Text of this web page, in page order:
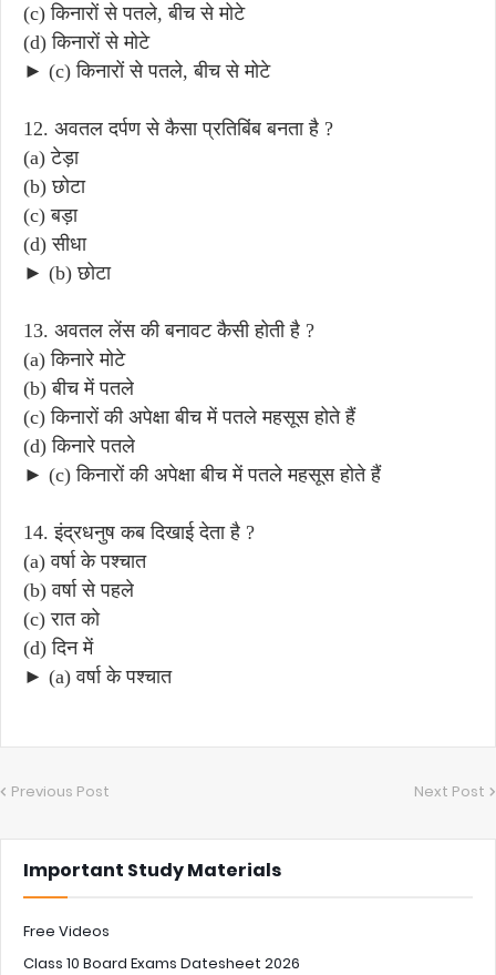
(c) किनारों से पतले, बीच से मोटे
(d) किनारों से मोटे
► (c) किनारों से पतले, बीच से मोटे
12. अवतल दर्पण से कैसा प्रतिबिंब बनता है ?
(a) टेड़ा
(b) छोटा
(c) बड़ा
(d) सीधा
► (b) छोटा
13. अवतल लेंस की बनावट कैसी होती है ?
(a) किनारे मोटे
(b) बीच में पतले
(c) किनारों की अपेक्षा बीच में पतले महसूस होते हैं
(d) किनारे पतले
► (c) किनारों की अपेक्षा बीच में पतले महसूस होते हैं
14. इंद्रधनुष कब दिखाई देता है ?
(a) वर्षा के पश्चात
(b) वर्षा से पहले
(c) रात को
(d) दिन में
► (a) वर्षा के पश्चात
Previous Post Next Post
Important Study Materials
Free Videos
Class 10 Board Exams Datesheet 2026